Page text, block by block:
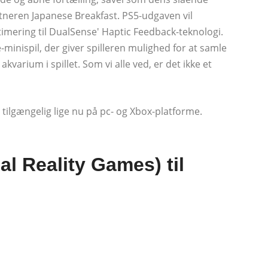
Japanese Breakfast. PS5-udgaven vil
til DualSense' Haptic Feedback-teknologi.
der giver spilleren mulighed for at samle
i spillet. Som vi alle ved, er det ikke et
lige nu på pc- og Xbox-platforme.
Reality Games) til